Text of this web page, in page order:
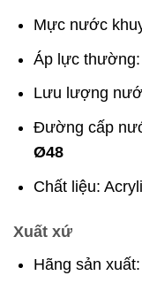
Mực nước
Áp lực thường:
Lưu lượng
Đường cấp
Ø48
Chất liệu:
Xuất xứ
Hãng sản xuất: